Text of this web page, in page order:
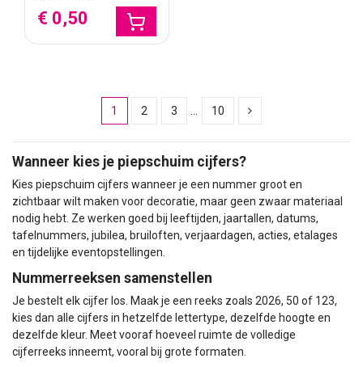
€ 0,50
1 2 3 10
Wanneer kies je piepschuim cijfers?
Kies piepschuim cijfers wanneer je een nummer groot en
zichtbaar wilt maken voor decoratie, maar geen zwaar materiaal
nodig hebt. Ze werken goed bij leeftijden, jaartallen, datums,
tafelnummers, jubilea, bruiloften, verjaardagen, acties, etalages
en tijdelijke eventopstellingen.
Nummerreeksen samenstellen
Je bestelt elk cijfer los. Maak je een reeks zoals 2026, 50 of 123,
kies dan alle cijfers in hetzelfde lettertype, dezelfde hoogte en
dezelfde kleur. Meet vooraf hoeveel ruimte de volledige
cijferreeks inneemt, vooral bij grote formaten.